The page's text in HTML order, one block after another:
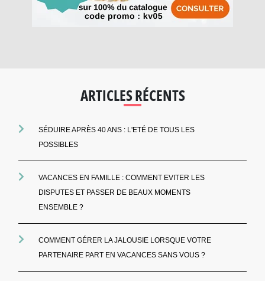
ARTICLES RÉCENTS
SÉDUIRE APRÈS 40 ANS : L'ETÉ DE TOUS LES
POSSIBLES
VACANCES EN FAMILLE : COMMENT EVITER LES
DISPUTES ET PASSER DE BEAUX MOMENTS
ENSEMBLE ?
COMMENT GÉRER LA JALOUSIE LORSQUE VOTRE
PARTENAIRE PART EN VACANCES SANS VOUS ?